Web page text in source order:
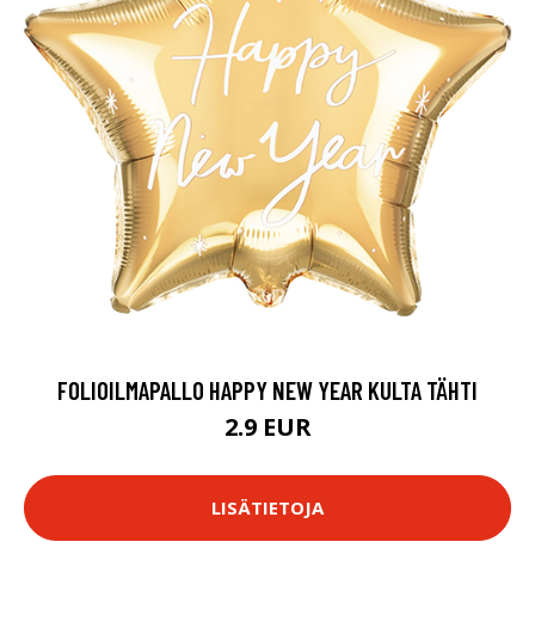
FOLIOILMAPALLO HAPPY NEW YEAR KULTA TÄHTI
2.9 EUR
LISÄTIETOJA